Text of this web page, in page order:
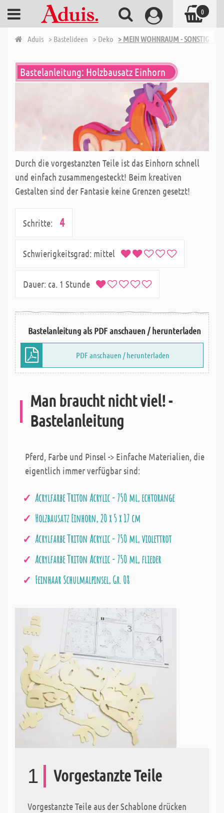
Aduis > Bastelideen > Deko > MEIN WOHNRAUM - SONSTIGES
Bastelanleitung: Holzbausatz Einhorn
Durch die vorgestanzten Teile ist das Einhorn schnell
und einfach zusammengesteckt! Beim kreativen
Gestalten sind der Fantasie keine Grenzen gesetzt!
Schritte: 4
Schwierigkeitsgrad: mittel
Dauer: ca. 1 Stunde
Bastelanleitung als PDF anschauen / herunterladen
PDF anschauen / herunterladen
Man braucht nicht viel! -
Bastelanleitung
Pferd, Farbe und Pinsel -> Einfache Materialien, die
eigentlich immer verfügbar sind:
Acrylfarbe Triton Acrylic - 750 ml, echtorange
Holzbausatz Einhorn, 20 x 5 x 17 cm
Acrylfarbe Triton Acrylic - 750 ml, violettrot
Acrylfarbe Triton Acrylic - 750 ml, flieder
Feinhaar Schulmalpinsel, Gr. 08
1 Vorgestanzte Teile
Vorgestanzte Teile aus der Schablone drücken
0